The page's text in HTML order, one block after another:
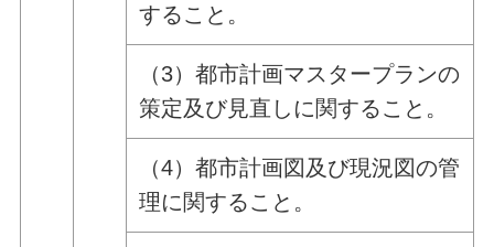
すること。
（3）都市計画マスタープランの
策定及び見直しに関すること。
（4）都市計画図及び現況図の管
理に関すること。